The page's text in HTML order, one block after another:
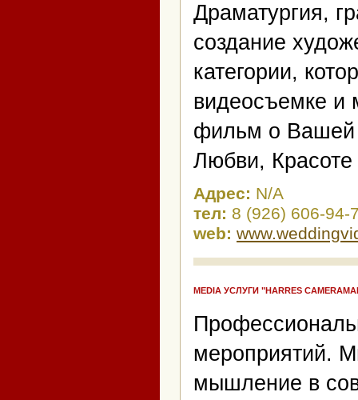
Драматургия,
создание
категории,
видеосъемке и
фильм о Вашей
Любви,
Адрес: N/A
тел: 8 (926) 606-94-
web:
MEDIA УСЛУГИ "HARRES
мероприятий.
мышление в